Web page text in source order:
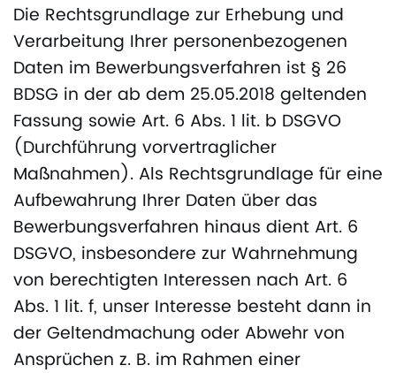
Die Rechtsgrundlage zur Erhebung und
Verarbeitung Ihrer personenbezogenen
Daten im Bewerbungsverfahren ist § 26
BDSG in der ab dem 25.05.2018 geltenden
Fassung sowie Art. 6 Abs. 1 lit. b DSGVO
(Durchführung vorvertraglicher
Maßnahmen). Als Rechtsgrundlage für eine
Aufbewahrung Ihrer Daten über das
Bewerbungsverfahren hinaus dient Art. 6
DSGVO, insbesondere zur Wahrnehmung
von berechtigten Interessen nach Art. 6
Abs. 1 lit. f, unser Interesse besteht dann in
der Geltendmachung oder Abwehr von
Ansprüchen z. B. im Rahmen einer